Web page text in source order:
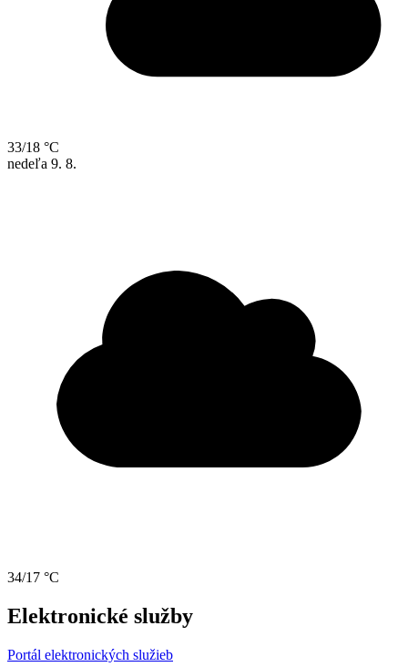
33/18 °C
nedeľa 9. 8.
34/17 °C
Elektronické služby
Portál elektronických služieb